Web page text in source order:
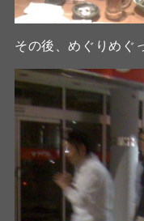
その後、めぐりめぐ